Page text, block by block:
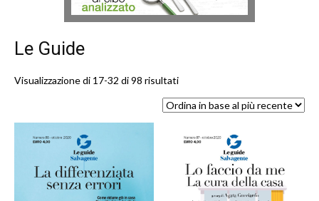
Salvagente
Le Guide
Visualizzazione di 17-32 di 98 risultatiOrdina
base
più